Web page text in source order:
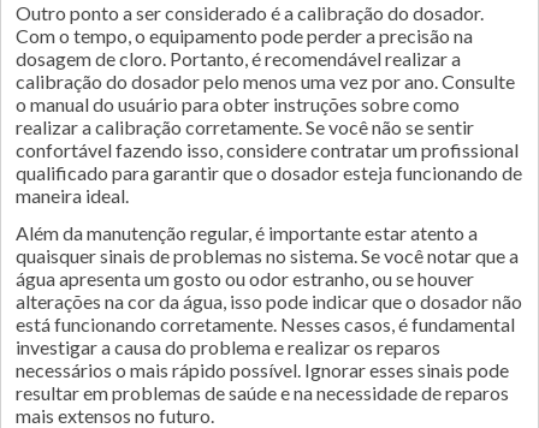
Outro ponto a ser considerado é a calibração do dosador.
Com o tempo, o equipamento pode perder a precisão na
dosagem de cloro. Portanto, é recomendável realizar a
calibração do dosador pelo menos uma vez por ano. Consulte
o manual do usuário para obter instruções sobre como
realizar a calibração corretamente. Se você não se sentir
confortável fazendo isso, considere contratar um profissional
qualificado para garantir que o dosador esteja funcionando de
maneira ideal.
Além da manutenção regular, é importante estar atento a
quaisquer sinais de problemas no sistema. Se você notar que a
água apresenta um gosto ou odor estranho, ou se houver
alterações na cor da água, isso pode indicar que o dosador não
está funcionando corretamente. Nesses casos, é fundamental
investigar a causa do problema e realizar os reparos
necessários o mais rápido possível. Ignorar esses sinais pode
resultar em problemas de saúde e na necessidade de reparos
mais extensos no futuro.